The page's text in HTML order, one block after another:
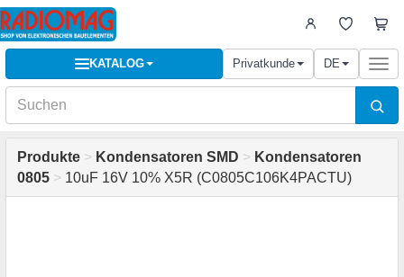
KATALOG Privatkunde DE
Produkte > Kondensatoren SMD > Kondensatoren
0805 > 10uF 16V 10% X5R (C0805C106K4PACTU)